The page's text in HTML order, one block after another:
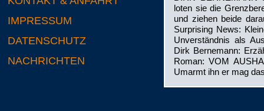
IMPRESSUM
DATENSCHUTZ
NACHRICHTEN
loten sie die
und ziehen beide
Surprising News:
Unverständnis als
Dirk Bernemann:
Roman: VOM
Umarmt ihn er mag